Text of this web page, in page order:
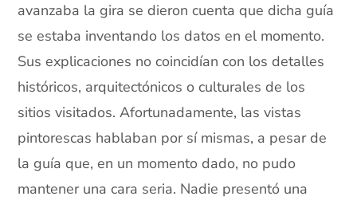
avanzaba la gira se dieron cuenta que dicha guía
se estaba inventando los datos en el momento.
Sus explicaciones no coincidían con los detalles
históricos, arquitectónicos o culturales de los
sitios visitados. Afortunadamente, las vistas
pintorescas hablaban por sí mismas, a pesar de
la guía que, en un momento dado, no pudo
mantener una cara seria. Nadie presentó una